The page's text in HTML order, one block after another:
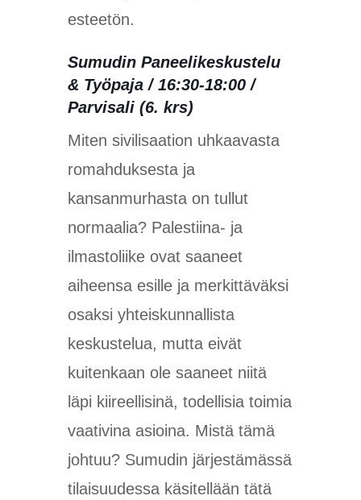
esteetön.
Sumudin Paneelikeskustelu
& Työpaja / 16:30-18:00 /
Parvisali (6. krs)
Miten sivilisaation uhkaavasta
romahduksesta ja
kansanmurhasta on tullut
normaalia? Palestiina- ja
ilmastoliike ovat saaneet
aiheensa esille ja merkittäväksi
osaksi yhteiskunnallista
keskustelua, mutta eivät
kuitenkaan ole saaneet niitä
läpi kiireellisinä, todellisia toimia
vaativina asioina. Mistä tämä
johtuu? Sumudin järjestämässä
tilaisuudessa käsitellään tätä